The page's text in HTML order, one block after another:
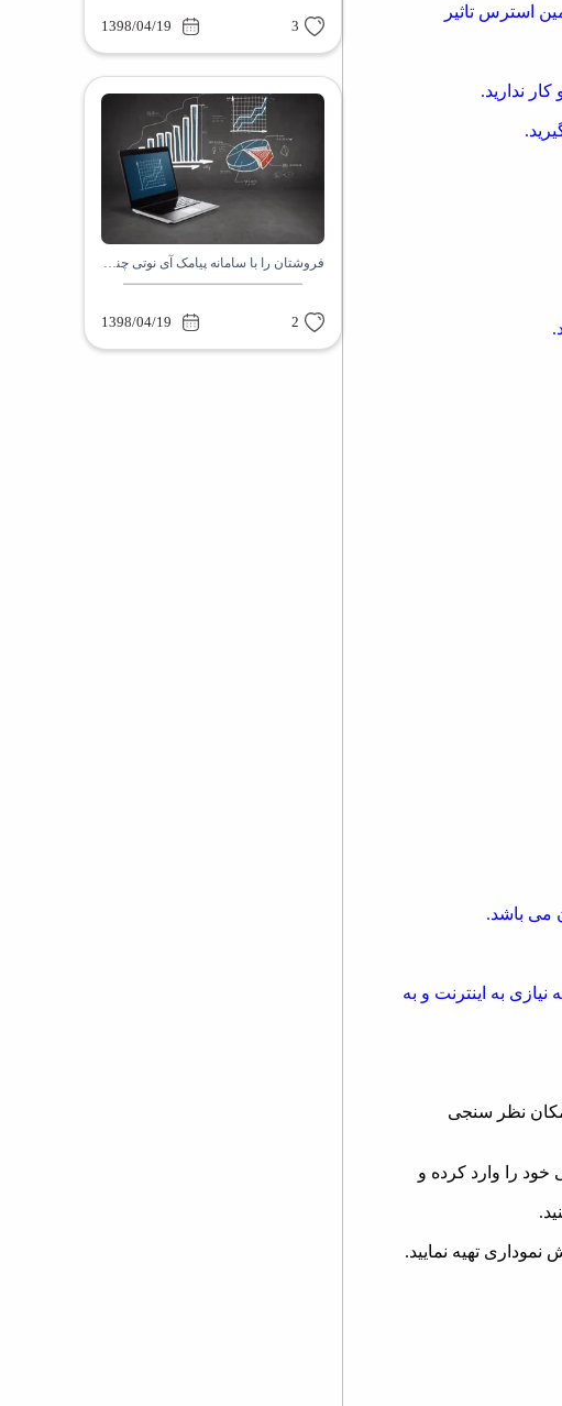
استرس تاثیر
ندارید.
می باشد.
به اینترنت و به
نظر سنجی
را وارد کرده و
تهیه نمایید.
3
1398/04/19
فروشتان را با سامانه پیامک آی نوتی چندین برابر کنید
2
1398/04/19